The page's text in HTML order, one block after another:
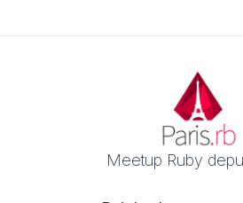
Meetup Ruby